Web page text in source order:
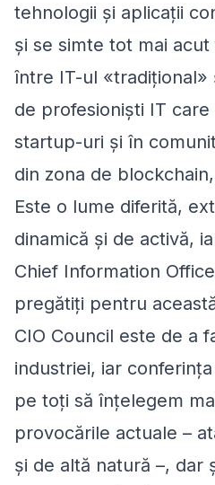
tehnologii și aplicații
și se simte tot mai
între IT-ul «tradițional»
de profesioniști IT care
startup-uri și în
din zona de
Este o lume diferită,
dinamică și de activă,
Chief Information
pregătiți pentru
CIO Council este de a
industriei, iar
pe toți să înțelegem
provocările actuale –
și de altă natură –, dar